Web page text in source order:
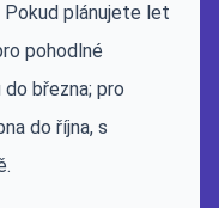
plánujete let
pohodlné
března; pro
do října, s